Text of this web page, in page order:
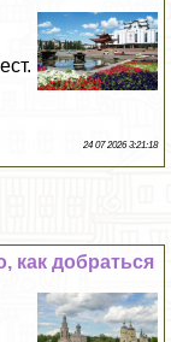
24 07 2026 3:21:18
как добраться